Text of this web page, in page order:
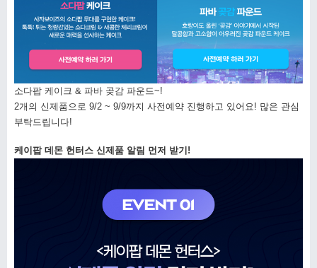
소다팝 케이크 & 파바 곶감 파운드~!
2개의 신제품으로 9/2 ~ 9/9까지 사전예약 진행하고 있어요! 많은 관심
부탁드립니다!
케이팝 데몬 헌터스 신제품 알림 먼저 받기!